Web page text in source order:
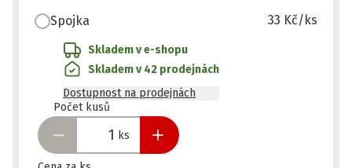
Spojka 33 Kč/ks
Skladem v e-shopu
Skladem v 42 prodejnách
Dostupnost na prodejnách
Počet kusů
ks
Připraveno